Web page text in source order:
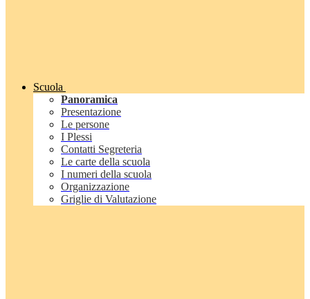
Scuola
Panoramica
Presentazione
Le persone
I Plessi
Contatti Segreteria
Le carte della scuola
I numeri della scuola
Organizzazione
Griglie di Valutazione